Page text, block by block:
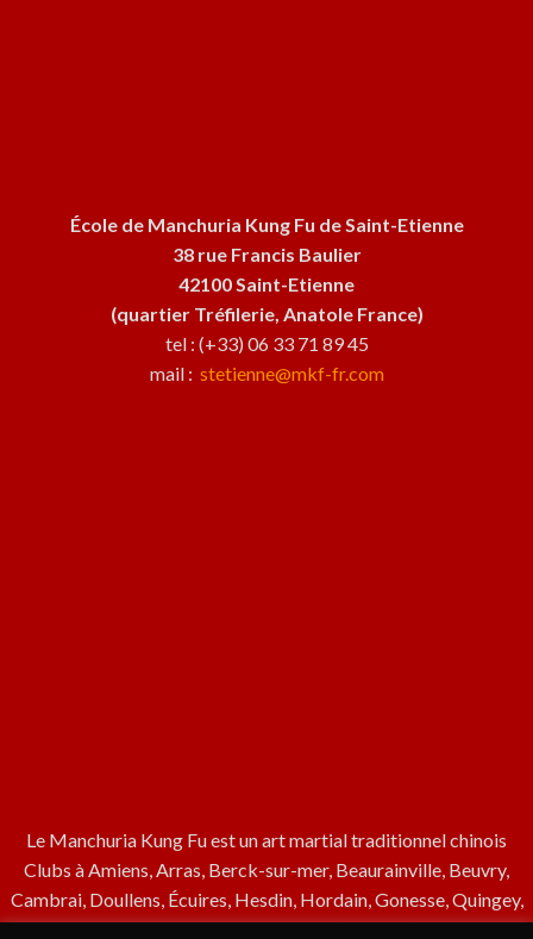
École de Manchuria Kung Fu de Saint-Etienne
38 rue Francis Baulier
42100 Saint-Etienne
(quartier Tréfilerie, Anatole France)
tel : (+33) 06 33 71 89 45
mail : stetienne@mkf-fr.com
Le Manchuria Kung Fu est un art martial traditionnel chinois
Clubs à Amiens, Arras, Berck-sur-mer, Beaurainville, Beuvry,
Cambrai, Doullens, Écuires, Hesdin, Hordain, Gonesse, Quingey,
Noyelles-Godault, Rue, Remire-Montjoly (Guyane), Saint-Etienne,